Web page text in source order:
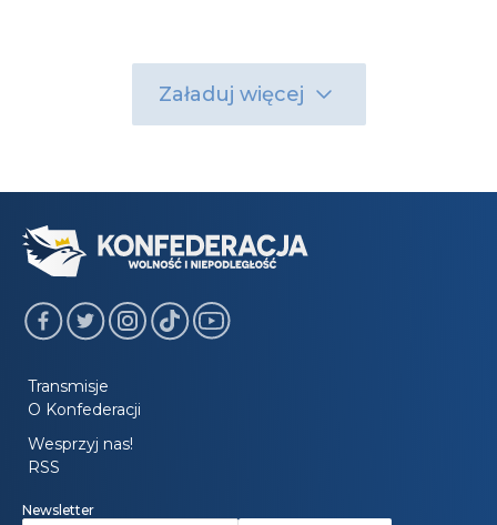
Załaduj więcej
Transmisje
O Konfederacji
Wesprzyj nas!
RSS
Newsletter